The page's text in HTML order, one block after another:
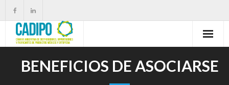
BENEFICIOS DE ASOCIARSE